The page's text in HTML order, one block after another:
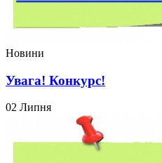
Новини
Увага! Конкурс!
02 Липня